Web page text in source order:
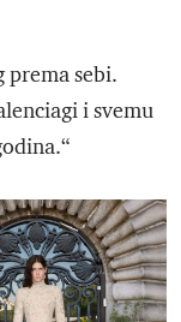
prema sebi.
i svemu